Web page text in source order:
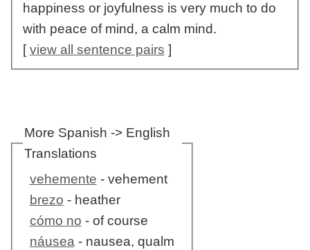
happiness or joyfulness is very much to do
with peace of mind, a calm mind.
[view all sentence pairs ]
More Spanish -> English
Translations
vehemente - vehement
brezo - heather
cómo no - of course
náusea - nausea, qualm